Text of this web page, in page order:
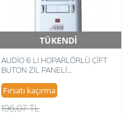
TÜKENDİ
Hızlı Teslimat
AUDİO 6 LI HOPARLÖRLÜ ÇİFT
BUTON ZİL PANELİ
Fırsatı kaçırma
196,07 TL